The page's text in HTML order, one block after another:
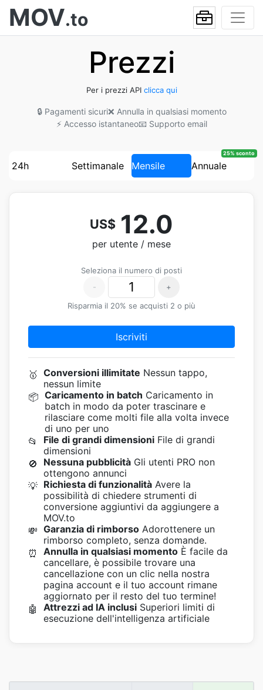
MOV.to
Prezzi
Per i prezzi API clicca qui
🔒 Pagamenti sicuri❌ Annulla in qualsiasi momento
⚡ Accesso istantaneo📧 Supporto email
24h Settimanale Mensile Annuale
25% sconto
US$ 12.0
per utente / mese
Seleziona il numero di posti
-
+
Risparmia il 20% se acquisti 2 o più
Iscriviti
🥇 Conversioni illimitate Nessun tappo,
nessun limite
📦 Caricamento in batch Caricamento in
batch in modo da poter trascinare e
rilasciare come molti file alla volta invece
di uno per uno
📂
File di grandi dimensioni File di grandi
dimensioni
🚫
Nessuna pubblicità Gli utenti PRO non
ottengono annunci
💡 Richiesta di funzionalità Avere la
possibilità di chiedere strumenti di
conversione aggiuntivi da aggiungere a
MOV.to
💸 Garanzia di rimborso Adorottenere un
rimborso completo, senza domande.
⏰
Annulla in qualsiasi momento È facile da
cancellare, è possibile trovare una
cancellazione con un clic nella nostra
pagina account e il tuo account rimane
aggiornato per il resto del tuo termine!
🤖
Attrezzi ad IA inclusi Superiori limiti di
esecuzione dell'intelligenza artificiale